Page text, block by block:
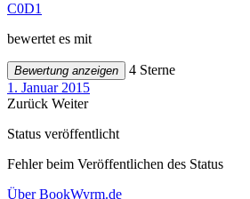
C0D1
bewertet es mit
Bewertung anzeigen
4 Sterne
1. Januar 2015
Zurück Weiter
Status veröffentlicht
Fehler beim Veröffentlichen des Status
Über BookWyrm.de